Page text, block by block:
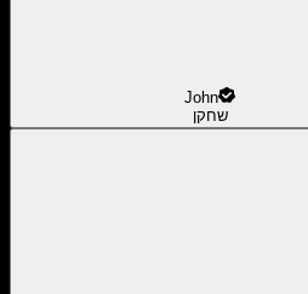
John
שחקן